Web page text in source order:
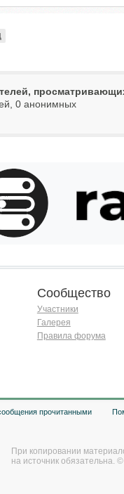
0 анонимных
Сообщество
Участники
Галерея
Правила форума
прочитанными
При копировании
на источник обязательна.